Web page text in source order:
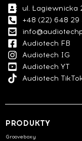
ul.
+48 (22) 648 29
Audiotech FB
Audiotech IG
Audiotech YT
Audiotech
PRODUKTY
Grooveboxy